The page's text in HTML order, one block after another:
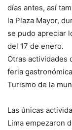
días antes, así
la Plaza Mayor,
se pudo apreciar
del 17 de enero.
Otras actividades
feria
Turismo de la
Las únicas
Lima empezaron